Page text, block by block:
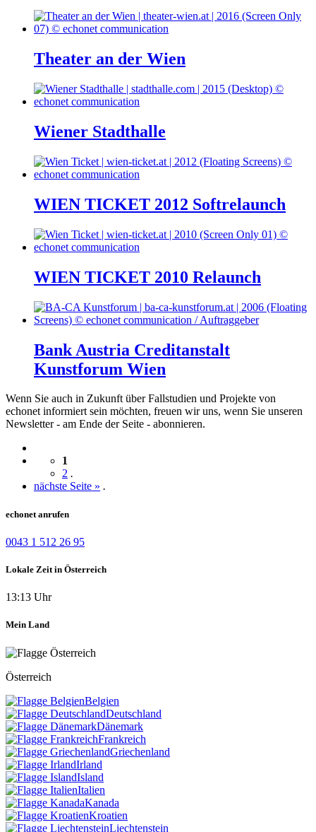
Theater an der Wien
Wiener Stadthalle
WIEN TICKET 2012 Softrelaunch
WIEN TICKET 2010 Relaunch
Bank Austria Creditanstalt
Kunstforum Wien
Wenn Sie auch in Zukunft über Fallstudien und Projekte von
echonet informiert sein möchten, freuen wir uns, wenn Sie unseren
Newsletter - am Ende der Seite - abonnieren.
1
2 .
nächste Seite » .
echonet anrufen
0043 1 512 26 95
Lokale Zeit in Österreich
13:13 Uhr
Mein Land
Österreich
Belgien
Deutschland
Dänemark
Frankreich
Griechenland
Irland
Island
Italien
Kanada
Kroatien
Liechtenstein